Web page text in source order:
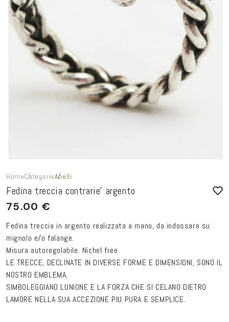
HomeCategorieAnelli
Fedina treccia contrarie' argento
PREZZO
LISTINO
75.00 €
Fedina treccia in argento realizzata a mano, da indossare su
mignolo e/o falange.
Misura autoregolabile. Nichel free.
LE TRECCE, DECLINATE IN DIVERSE FORME E DIMENSIONI, SONO IL
NOSTRO EMBLEMA.
SIMBOLEGGIANO LUNIONE E LA FORZA CHE SI CELANO DIETRO
LAMORE NELLA SUA ACCEZIONE PIU PURA E SEMPLICE.